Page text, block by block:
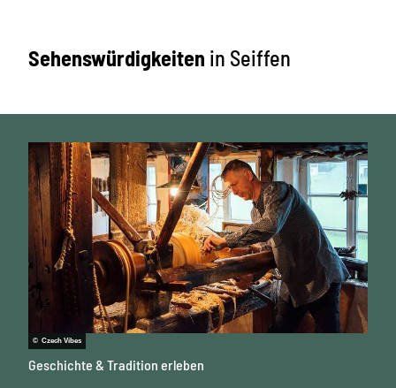
Sehenswürdigkeiten in Seiffen
© Czech Vibes
Geschichte & Tradition erleben